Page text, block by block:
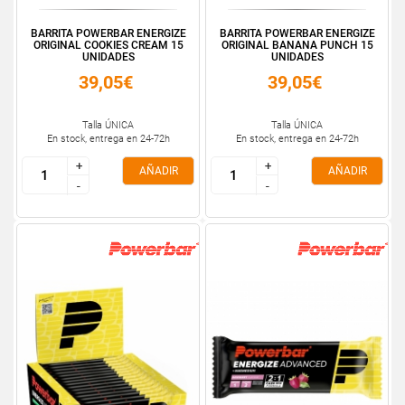
BARRITA POWERBAR ENERGIZE
ORIGINAL COOKIES CREAM 15
UNIDADES
39,05€
Talla ÚNICA
En stock, entrega en 24-72h
+
-
+
-
AÑADIR
BARRITA POWERBAR ENERGIZE
ORIGINAL BANANA PUNCH 15
UNIDADES
39,05€
Talla ÚNICA
En stock, entrega en 24-72h
+
-
+
-
AÑADIR